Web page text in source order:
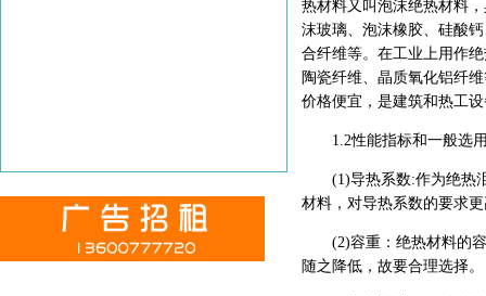
热材料又叫泡沫绝热材料
沫玻璃、泡沫橡胶、硅酸
合纤维等。在工业上用作
陶瓷纤维、晶质氧化铝纤
价格便宜，是建筑和热工
1.2性能指标和一般选
(1)导热系数:作为绝热泪
材料，对导热系数的要求
(2)容重：绝热材料的容
随之降低，故要合理选择。